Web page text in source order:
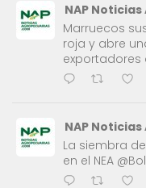
NAP
Marruecos
roja y abre
exportadores
NAP
La siembra
en el NEA